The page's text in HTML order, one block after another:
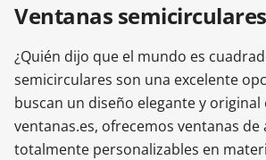
Balconeras
Puertas Entrada
Puertas de garaje
Ventanas semicirculares
¿Quién dijo que el mundo es
semicirculares son una excelente
buscan un diseño elegante y original
ventanas.es, ofrecemos ventanas de
totalmente personalizables en